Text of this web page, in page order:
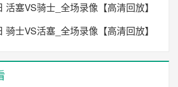
塞VS骑士_全场录像【高清回放】
士VS活塞_全场录像【高清回放】